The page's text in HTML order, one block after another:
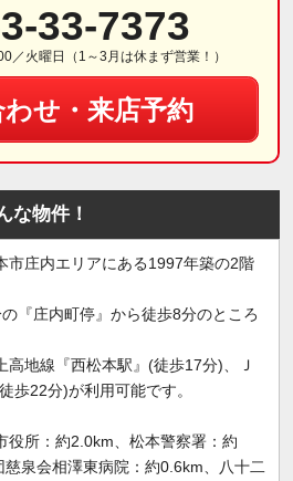
33-7373
／火曜日（1～3月は休まず営業！）
せ・来店予約
な物件！
市庄内エリアにある1997年築の2階
『庄内町停』から徒歩8分のところ
高地線『西松本駅』(徒歩17分)、Ｊ
歩22分)が利用可能です。
役所：約2.0km、松本警察署：約
泉会相澤東病院：約0.6km、八十二